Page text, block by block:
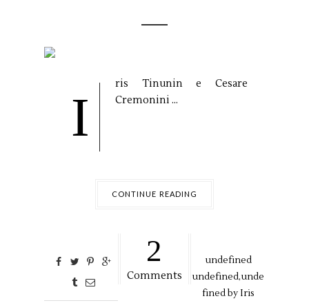
I
ris Tinunin e Cesare
Cremonini ...
CONTINUE READING
2
Comments
undefined
undefined,unde
fined byIris